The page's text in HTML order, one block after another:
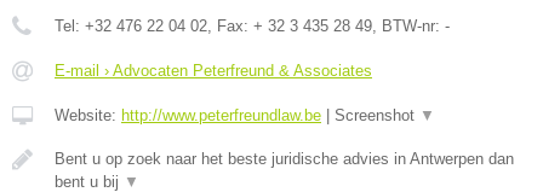
Tel: +32 476 22 04 02, Fax: + 32 3 435 28 49, BTW-nr: -
E-mail › Advocaten Peterfreund & Associates
Website: http://www.peterfreundlaw.be Screenshot ▼
Bent u op zoek naar het beste juridische advies in Antwerpen dan
bent u bij ▼